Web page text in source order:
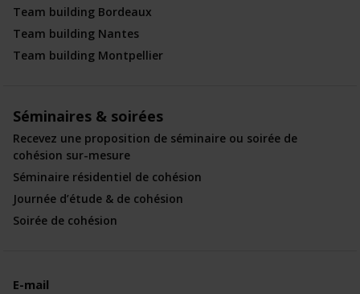
Team building Bordeaux
Team building Nantes
Team building Montpellier
Séminaires & soirées
Recevez une proposition de séminaire ou soirée de
cohésion sur-mesure
Séminaire résidentiel de cohésion
Journée d’étude & de cohésion
Soirée de cohésion
E-mail